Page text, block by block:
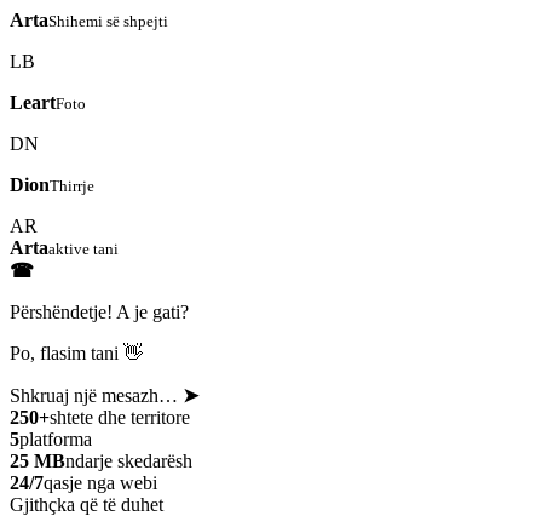
ArtaShihemi së shpejti
LB
LeartFoto
DN
DionThirrje
AR
Artaaktive tani
☎
Përshëndetje! A je gati?
Po, flasim tani 👋
Shkruaj një mesazh… ➤
250+shtete dhe territore
5platforma
25 MBndarje skedarësh
24/7qasje nga webi
Gjithçka që të duhet